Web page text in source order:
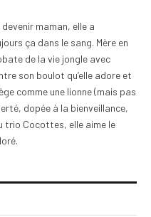
devenir maman, elle a
ça dans le sang. Mère en
de la vie jongle avec
son boulot qu’elle adore et
comme une lionne (mais pas
dopée à la bienveillance,
trio Cocottes, elle aime le